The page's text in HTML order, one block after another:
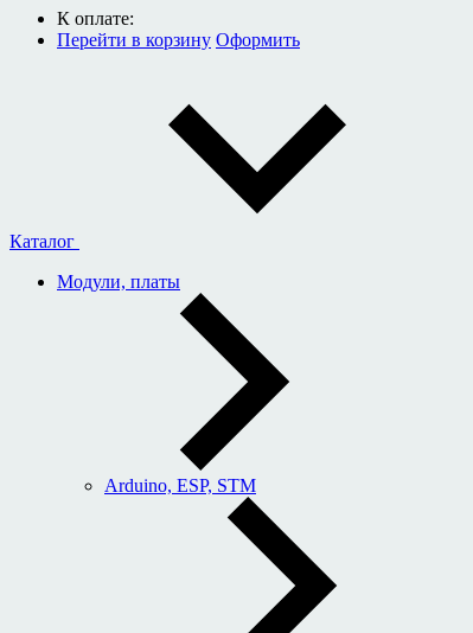
К оплате:
Перейти в корзину Оформить
Каталог
Модули, платы
Arduino, ESP, STM